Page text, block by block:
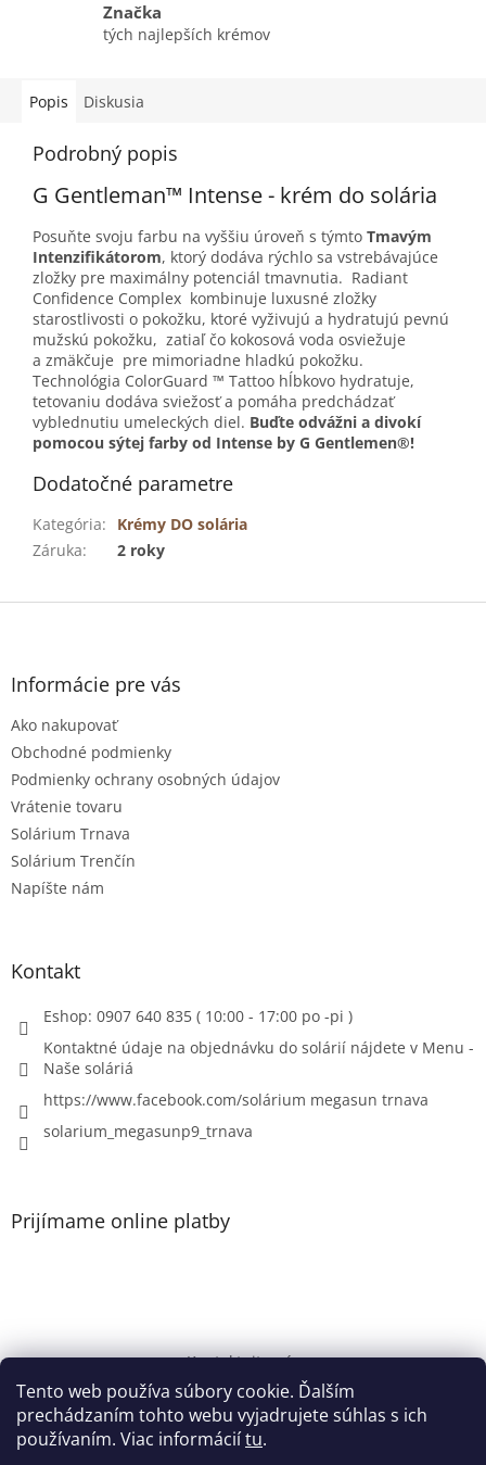
Tento web používa súbory cookie. Ďalším
prechádzaním tohto webu vyjadrujete súhlas s ich
používaním. Viac informáciítu.
Značka
tých najlepších krémov
Popis Diskusia
Podrobný popis
G Gentleman™ Intense - krém do solária
Posuňte svoju farbu na vyššiu úroveň s týmto Tmavým
Intenzifikátorom, ktorý dodáva rýchlo sa vstrebávajúce
zložky pre maximálny potenciál tmavnutia. Radiant
Confidence Complex kombinuje luxusné zložky
starostlivosti o pokožku, ktoré vyživujú a hydratujú pevnú
mužskú pokožku, zatiaľ čo kokosová voda osviežuje
a zmäkčuje pre mimoriadne hladkú pokožku.
Technológia ColorGuard ™ Tattoo hĺbkovo hydratuje,
tetovaniu dodáva sviežosť a pomáha predchádzať
vyblednutiu umeleckých diel. Buďte odvážni a divokí
pomocou sýtej farby od Intense by G Gentlemen®!
Dodatočné parametre
Kategória:
Krémy DO solária
Záruka: 2 roky
Z
Informácie pre vás
Ako nakupovať
Obchodné podmienky
Podmienky ochrany osobných údajov
Vrátenie tovaru
Solárium Trnava
Solárium Trenčín
Napíšte nám
Kontakt
Eshop: 0907 640 835 ( 10:00 - 17:00 po -pi )
Kontaktné údaje na objednávku do solárií nájdete v Menu -
Naše soláriá
https://www.facebook.com/solárium megasun trnava
solarium_megasunp9_trnava
Prijímame online platby
Kontaktujte nás
Solárium Megasun